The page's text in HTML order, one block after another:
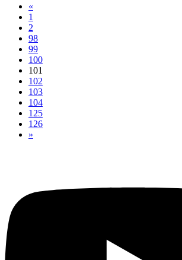
«
1
2
98
99
100
101
102
103
104
125
126
»